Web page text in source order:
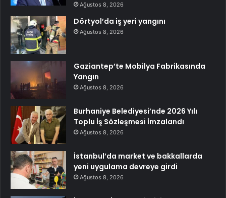
Ağustos 8, 2026
Dörtyol’da iş yeri yangını
Ağustos 8, 2026
Gaziantep’te Mobilya Fabrikasında
Yangın
Ağustos 8, 2026
Burhaniye Belediyesi’nde 2026 Yılı
Toplu İş Sözleşmesi İmzalandı
Ağustos 8, 2026
İstanbul’da market ve bakkallarda
yeni uygulama devreye girdi
Ağustos 8, 2026